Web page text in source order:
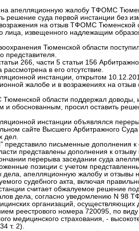
на апелляционную жалобу ТФОМС
решение суда первой инстанции без
на отзыв ТФОМС Тюменской
лица, извещенного надлежащим
Тюменской области
представителя.
266, части 5 статьи 156
в его отсутствие.
инстанции, открытом
жалобе и в возражениях на отзыв
области поддержал доводы,
и обоснованным, просил оставить
инстанции объявлялся
сайте Высшего Арбитражного
дел.
письменные дополнения к
представлены дополнения к
перерыва заседании суда
позиции с учетом
апелляционную жалобу и отзывы
судебного акта, включая
считает обжалуемое решение
дела, согласно уведомлению N
организаций,
реестрового номера 720095, по
медицинского страхования, -
т. 2).